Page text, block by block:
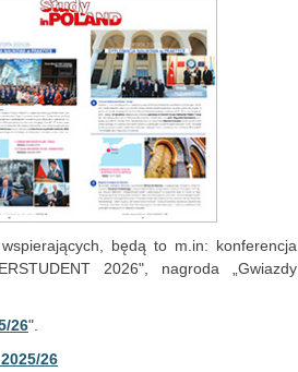
będą to m.in: konferencja
2026", nagroda „Gwiazdy
26".
26